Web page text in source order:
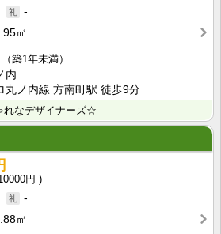
-
㎡
（築1年未満）
内
丸ノ内線 方南町駅 徒歩9分
れなデザイナーズ☆
円
-
㎡